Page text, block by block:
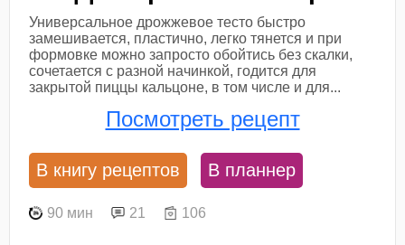
Универсальное дрожжевое тесто быстро
замешивается, пластично, легко тянется и при
формовке можно запросто обойтись без скалки,
сочетается с разной начинкой, годится для
закрытой пиццы кальцоне, в том числе и для...
Посмотреть рецепт
В книгу рецептов В планнер
90 мин 21 106